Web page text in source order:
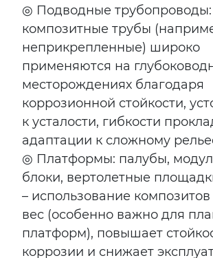
◎ Подводные трубопроводы:
композитные трубы
неприкрепленные) широко
применяются на
месторождениях благодаря
коррозионной стойкости,
к усталости, гибкости
адаптации к сложному
◎ Платформы: палубы,
блоки, вертолетные
– использование
вес (особенно важно для
платформ), повышает
коррозии и снижает